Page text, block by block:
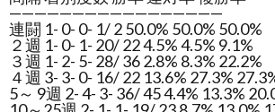
—————————————————
連闘 1- 0- 0- 1/ 2 50.0% 50.0% 50.0%
２週 1- 0- 1- 20/ 22 4.5% 4.5% 9.1%
３週 1- 2- 5- 28/ 36 2.8% 8.3% 22.2%
４週 3- 3- 0- 16/ 22 13.6% 27.3%
5～ 9週 2- 4- 3- 36/ 45 4.4% 13.3%